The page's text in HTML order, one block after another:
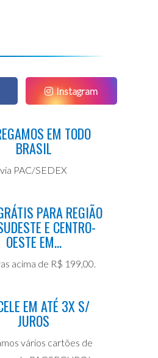
Instagram
EM TODO
BRASIL
via PAC/SEDEX
PARA REGIÃO
E CENTRO-
OESTE EM...
acima de R$ 199,00.
EM ATÉ 3X S/
JUROS
vários cartões de